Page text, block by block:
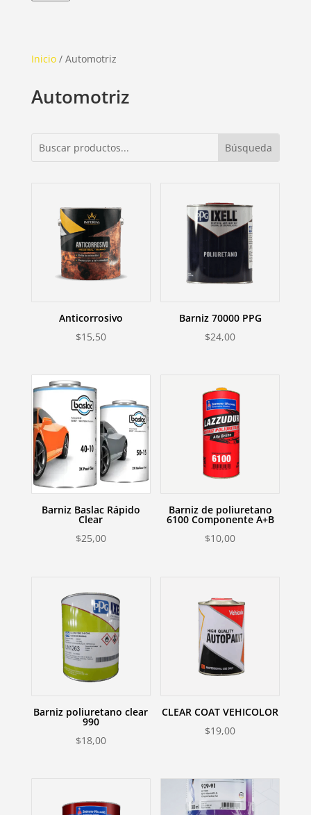
Inicio/ Automotriz
Automotriz
Anticorrosivo
$15,50
Barniz 70000 PPG
$24,00
Barniz Baslac Rápido
Clear
$25,00
Barniz de poliuretano
6100 Componente A+B
$10,00
Barniz poliuretano clear
990
$18,00
CLEAR COAT VEHICOLOR
$19,00